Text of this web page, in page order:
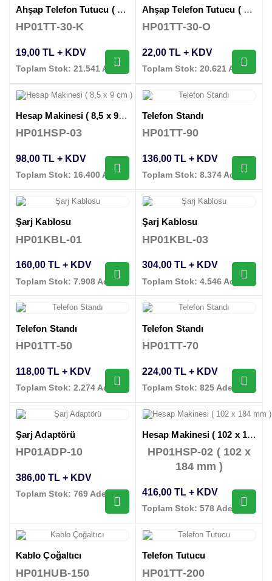
Ahşap Telefon Tutucu ( 7,2 x 8,5 x 1,7 cm )
HP01TT-30-K
19,00 TL + KDV
Toplam Stok: 21.541 Adet
Ahşap Telefon Tutucu ( 6,5 x 7,7 x 1,8 cm )
HP01TT-30-O
22,00 TL + KDV
Toplam Stok: 20.621 Adet
Hesap Makinesi ( 8,5 x 9 cm )
HP01HSP-03
98,00 TL + KDV
Toplam Stok: 16.400 Adet
Telefon Standı
HP01TT-90
136,00 TL + KDV
Toplam Stok: 8.374 Adet
Şarj Kablosu
HP01KBL-01
160,00 TL + KDV
Toplam Stok: 7.908 Adet
Şarj Kablosu
HP01KBL-03
304,00 TL + KDV
Toplam Stok: 4.546 Adet
Telefon Standı
HP01TT-50
118,00 TL + KDV
Toplam Stok: 2.274 Adet
Telefon Standı
HP01TT-70
224,00 TL + KDV
Toplam Stok: 825 Adet
Şarj Adaptörü
HP01ADP-10
386,00 TL + KDV
Toplam Stok: 769 Adet
Hesap Makinesi ( 102 x 184 mm )
HP01HSP-02 ( 102 x
184 mm )
416,00 TL + KDV
Toplam Stok: 578 Adet
Kablo Çoğaltıcı
HP01HUB-150
Telefon Tutucu
HP01TT-200